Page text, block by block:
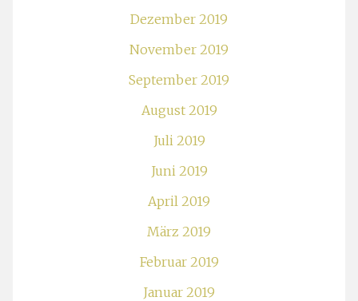
Dezember 2019
November 2019
September 2019
August 2019
Juli 2019
Juni 2019
April 2019
März 2019
Februar 2019
Januar 2019